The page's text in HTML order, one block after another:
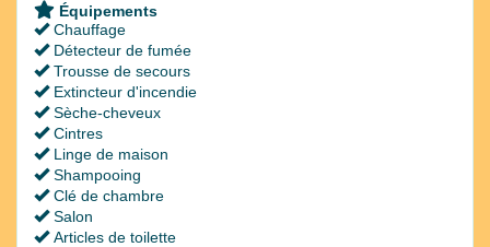
Équipements
Chauffage
Détecteur de fumée
Trousse de secours
Extincteur d'incendie
Sèche-cheveux
Cintres
Linge de maison
Shampooing
Clé de chambre
Salon
Articles de toilette